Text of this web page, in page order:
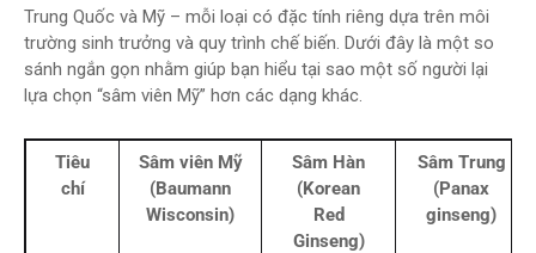
Trung Quốc và Mỹ – mỗi loại có đặc tính riêng dựa trên môi
trường sinh trưởng và quy trình chế biến. Dưới đây là một so
sánh ngắn gọn nhằm giúp bạn hiểu tại sao một số người lại
lựa chọn “sâm viên Mỹ” hơn các dạng khác.
Tiêu
chí
Sâm viên Mỹ
(Baumann
Wisconsin)
Sâm Hàn
(Korean
Red
Ginseng)
Sâm Trung
(Panax
ginseng)